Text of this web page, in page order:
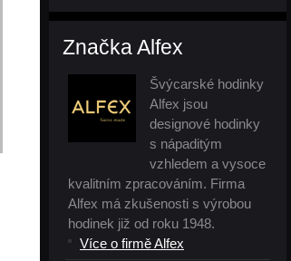
Značka Alfex
Švýcarské hodinky
Alfex jsou
designové hodinky
s nápaditým
vzhledem a vysoce
kvalitním zpracováním. Firma
Alfex má zkušenosti s výrobou
hodinek již od roku 1948.
Více o firmě Alfex